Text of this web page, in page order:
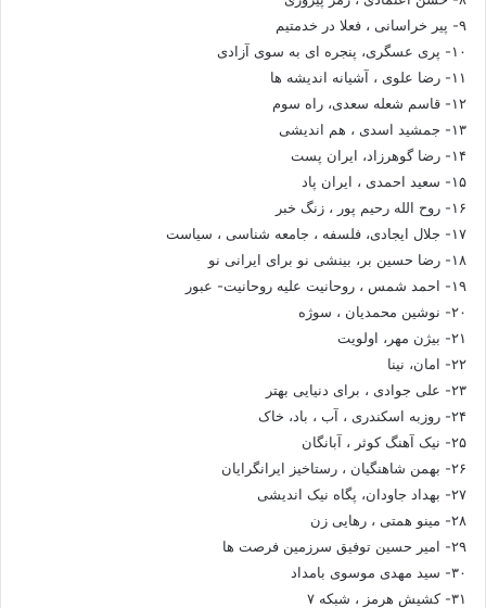
۹- پیر خراسانی ، فعلا در خدمتیم
۱۰- پری عسگری، پنجره ای به سوی آزادی
۱۱- رضا علوی ، آشیانه اندیشه ها
۱۲- قاسم شعله سعدی، راه سوم
۱۳- جمشید اسدی ، هم اندیشی
۱۴- رضا گوهرزاد، ایران پست
۱۵- سعید احمدی ، ایران پاد
۱۶- روح الله رحیم پور ، زنگ خبر
۱۷- جلال ایجادی، فلسفه ، جامعه شناسی ، سیاست
۱۸- رضا حسین بر، بینشی نو برای ایرانی نو
۱۹- احمد شمس ، روحانیت علیه روحانیت- عبور
۲۰- نوشین محمدیان ، سوژه
۲۱- بیژن مهر، اولویت
۲۲- امان، نینا
۲۳- علی جوادی ، برای دنیایی بهتر
۲۴- روزبه اسکندری ، آب ، باد، خاک
۲۵- نیک آهنگ کوثر ، آبانگان
۲۶- بهمن شاهنگیان ، رستاخیز ایرانگرایان
۲۷- بهداد جاودان، پگاه نیک اندیشی
۲۸- مینو همتی ، رهایی زن
۲۹- امیر حسین توفیق سرزمین فرصت ها
۳۰- سید مهدی موسوی بامداد
۳۱- کشیش هرمز ، شبکه ۷